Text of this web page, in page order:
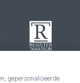
gepersonaliseerde